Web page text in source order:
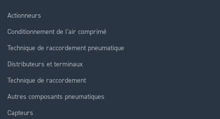
Actionneurs
Conditionnement de l'air comprimé
Technique de raccordement pneumatique
Distributeurs et terminaux
Technique de raccordement
Autres composants pneumatiques
Capteurs